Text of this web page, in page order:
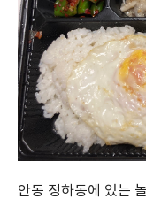
안동 정하동에 있는